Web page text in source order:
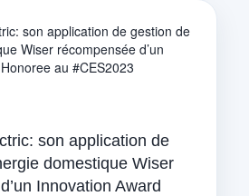
son application de
domestique Wiser
Innovation Award